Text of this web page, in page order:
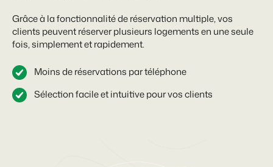
Grâce à la fonctionnalité deréservation multiple, vos
clients peuvent réserver plusieurs logements en une seule
fois, simplement et rapidement.
Moins de réservations par téléphone
Sélection facile et intuitive pour vos clients